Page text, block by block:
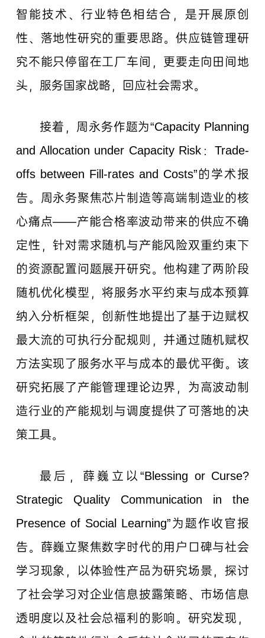
智能技术、行业特色相结合，是开展原创
性、落地性研究的重要思路。供应链管理研
究不能只停留在工厂车间，更要走向田间地
头，服务国家战略，回应社会需求。
接着，周永务作题为“Capacity Planning
and Allocation under Capacity Risk：Trade-
offs between Fill-rates and Costs”的学术报
告。周永务聚焦芯片制造等高端制造业的核
心痛点——产能合格率波动带来的供应不确
定性，针对需求随机与产能风险双重约束下
的资源配置问题展开研究。他构建了两阶段
随机优化模型，将服务水平约束与成本预算
纳入分析框架，创新性地提出了基于边赋权
最大流的可执行分配规则，并通过随机赋权
方法实现了服务水平与成本的最优平衡。该
研究拓展了产能管理理论边界，为高波动制
造行业的产能规划与调度提供了可落地的决
策工具。
最后，薛巍立以“Blessing or Curse?
Strategic Quality Communication in the
Presence of Social Learning”为题作收官报
告。薛巍立聚焦数字时代的用户口碑与社会
学习现象，以体验性产品为研究场景，探讨
了社会学习对企业信息披露策略、市场信息
透明度以及社会总福利的影响。研究发现，